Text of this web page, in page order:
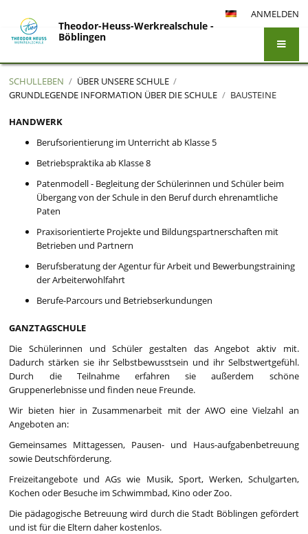
ANMELDEN
Theodor-Heuss-Werkrealschule -
Böblingen
SCHULLEBEN / ÜBER UNSERE SCHULE /
GRUNDLEGENDE INFORMATION ÜBER DIE SCHULE / BAUSTEINE
Bausteine
HANDWERK
Berufsorientierung im Unterricht ab Klasse 5
Betriebspraktika ab Klasse 8
Patenmodell - Begleitung der Schülerinnen und Schüler beim
Übergang von der Schule in den Beruf durch ehrenamtliche
Paten
Praxisorientierte Projekte und Bildungspartnerschaften mit
Betrieben und Partnern
Berufsberatung der Agentur für Arbeit und Bewerbungstraining
der Arbeiterwohlfahrt
Berufe-Parcours und Betriebserkundungen
GANZTAGSCHULE
Die Schülerinnen und Schüler gestalten das Angebot aktiv mit.
Dadurch stärken sie ihr Selbstbewusstsein und ihr Selbstwertgefühl.
Durch die Teilnahme erfahren sie außerdem schöne
Gruppenerlebnisse und finden neue Freunde.
Wir bieten hier in Zusammenarbeit mit der AWO eine Vielzahl an
Angeboten an:
Gemeinsames Mittagessen, Pausen- und Haus-aufgabenbetreuung
sowie Deutschförderung.
Freizeitangebote und AGs wie Musik, Sport, Werken, Schulgarten,
Kochen oder Besuche im Schwimmbad, Kino oder Zoo.
Die pädagogische Betreuung wird durch die Stadt Böblingen gefördert
und ist für die Eltern daher kostenlos.